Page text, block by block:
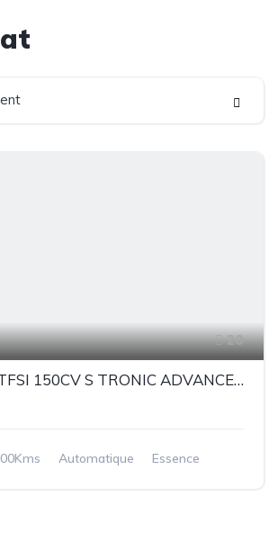
20
AUDI A1 35 TFSI 150CV S TRONIC ADVANCED
Automatique
Essence